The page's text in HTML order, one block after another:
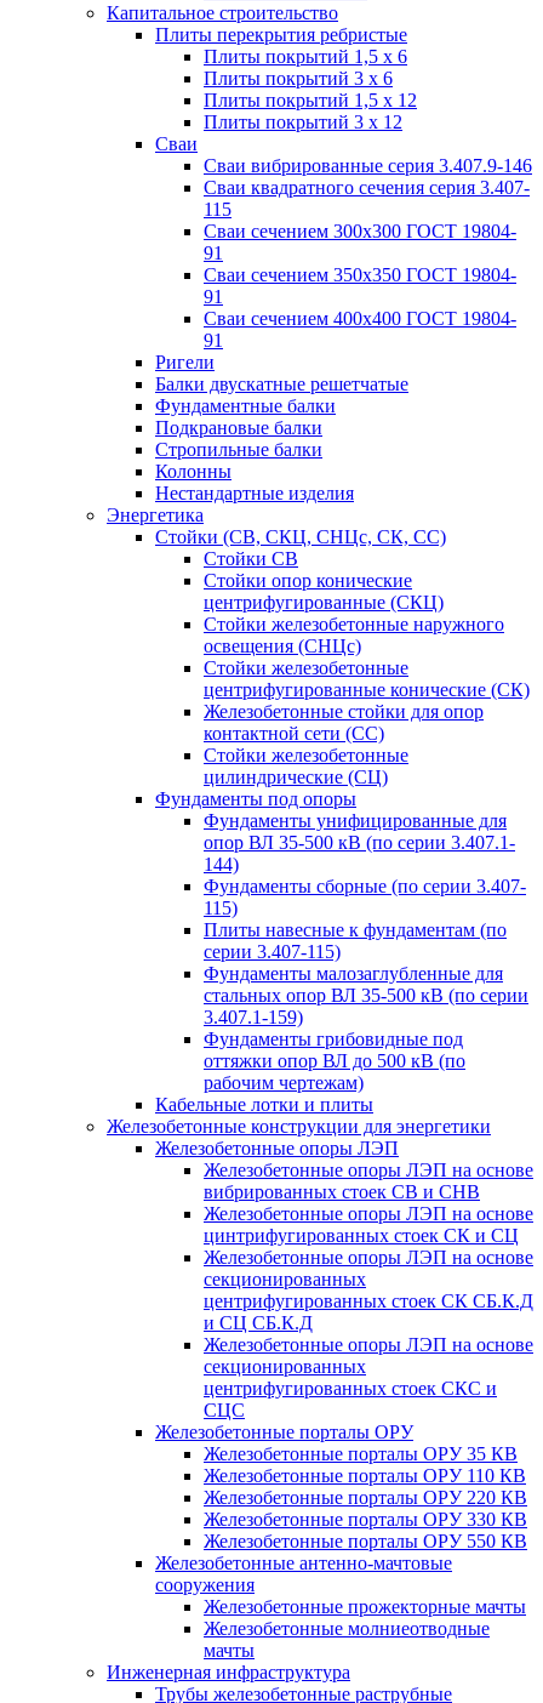
Капитальное строительство
Плиты перекрытия ребристые
Плиты покрытий 1,5 x 6
Плиты покрытий 3 x 6
Плиты покрытий 1,5 x 12
Плиты покрытий 3 x 12
Сваи
Сваи вибрированные серия 3.407.9-146
Сваи квадратного сечения серия 3.407-
115
Сваи сечением 300х300 ГОСТ 19804-
91
Сваи сечением 350х350 ГОСТ 19804-
91
Сваи сечением 400х400 ГОСТ 19804-
91
Ригели
Балки двускатные решетчатые
Фундаментные балки
Подкрановые балки
Стропильные балки
Колонны
Нестандартные изделия
Энергетика
Стойки (СВ, СКЦ, СНЦс, СК, СС)
Стойки СВ
Стойки опор конические
центрифугированные (СКЦ)
Стойки железобетонные наружного
освещения (СНЦс)
Стойки железобетонные
центрифугированные конические (СК)
Железобетонные стойки для опор
контактной сети (СС)
Стойки железобетонные
цилиндрические (СЦ)
Фундаменты под опоры
Фундаменты унифицированные для
опор ВЛ 35-500 кВ (по серии 3.407.1-
144)
Фундаменты сборные (по серии 3.407-
115)
Плиты навесные к фундаментам (по
серии 3.407-115)
Фундаменты малозаглубленные для
стальных опор ВЛ 35-500 кВ (по серии
3.407.1-159)
Фундаменты грибовидные под
оттяжки опор ВЛ до 500 кВ (по
рабочим чертежам)
Кабельные лотки и плиты
Железобетонные конструкции для энергетики
Железобетонные опоры ЛЭП
Железобетонные опоры ЛЭП на основе
вибрированных стоек СВ и СНВ
Железобетонные опоры ЛЭП на основе
цинтрифугированных стоек СК и СЦ
Железобетонные опоры ЛЭП на основе
секционированных
центрифугированных стоек СК СБ.К.Д
и СЦ СБ.К.Д
Железобетонные опоры ЛЭП на основе
секционированных
центрифугированных стоек СКС и
СЦС
Железобетонные порталы ОРУ
Железобетонные порталы ОРУ 35 КВ
Железобетонные порталы ОРУ 110 КВ
Железобетонные порталы ОРУ 220 КВ
Железобетонные порталы ОРУ 330 КВ
Железобетонные порталы ОРУ 550 КВ
Железобетонные антенно-мачтовые
сооружения
Железобетонные прожекторные мачты
Железобетонные молниеотводные
мачты
Инженерная инфраструктура
Трубы железобетонные раструбные